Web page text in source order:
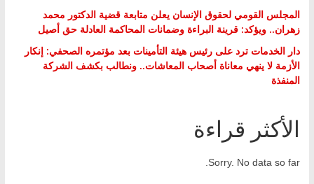
المجلس القومي لحقوق الإنسان يعلن متابعة قضية الدكتور محمد
زهران.. ويؤكد: قرينة البراءة وضمانات المحاكمة العادلة حق أصيل
دار الخدمات ترد على رئيس هيئة التأمينات بعد مؤتمره الصحفي: إنكار
الأزمة لا ينهي معاناة أصحاب المعاشات.. ونطالب بكشف الشركة
المنفذة
الأكثر قراءة
Sorry. No data so far.